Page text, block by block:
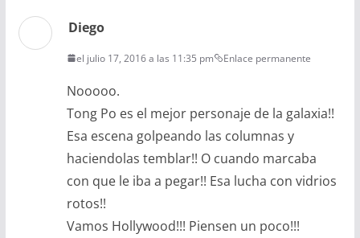
Diego
el julio 17, 2016 a las 11:35 pm Enlace permanente
Nooooo.
Tong Po es el mejor personaje de la galaxia!!
Esa escena golpeando las columnas y
haciendolas temblar!! O cuando marcaba
con que le iba a pegar!! Esa lucha con vidrios
rotos!!
Vamos Hollywood!!! Piensen un poco!!!